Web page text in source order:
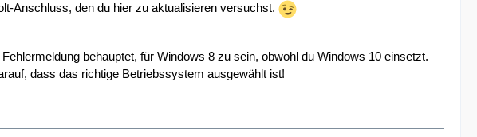
Anschluss, den du hier zu aktualisieren versuchst.
behauptet, für Windows 8 zu sein, obwohl du Windows 10 einsetzt.
dass das richtige Betriebssystem ausgewählt ist!